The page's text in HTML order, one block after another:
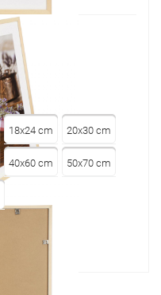
18x24 cm 20x30 cm
40x60 cm 50x70 cm